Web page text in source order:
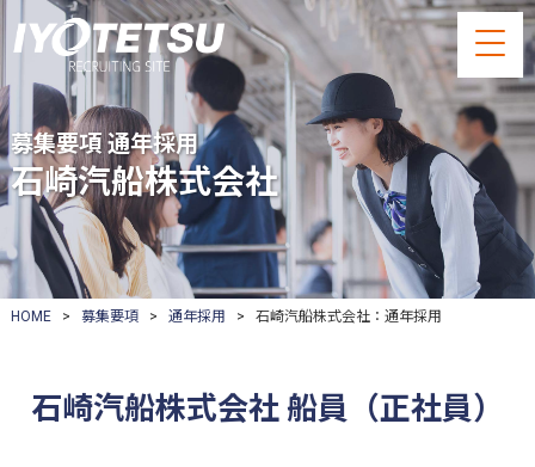
募集要項 通年採用
石崎汽船株式会社
HOME> 募集要項> 通年採用 > 石崎汽船株式会社：通年採用
石崎汽船株式会社 船員（正社員）